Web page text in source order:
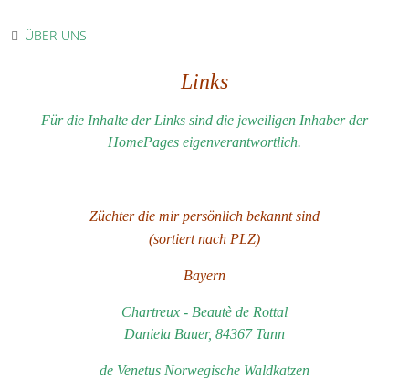
ÜBER-UNS
Links
Für die Inhalte der Links sind die jeweiligen Inhaber der
HomePages eigenverantwortlich.
Züchter die mir persönlich bekannt sind
(sortiert nach PLZ)
Bayern
Chartreux - Beautè de Rottal
Daniela Bauer, 84367 Tann
de Venetus Norwegische Waldkatzen